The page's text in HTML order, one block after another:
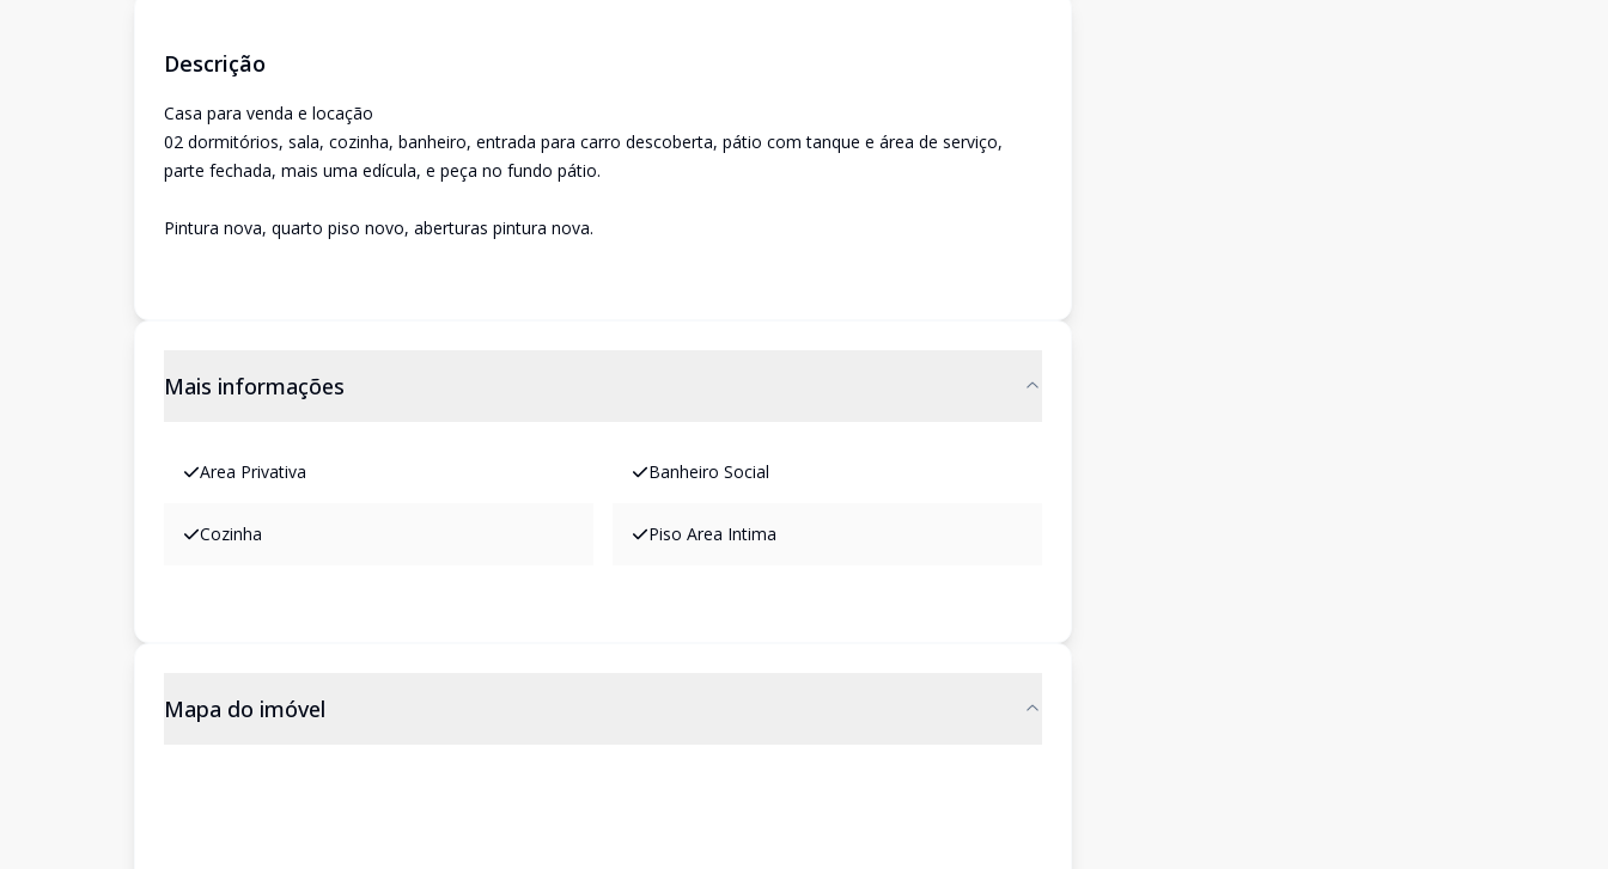
Descrição
Casa para venda e locação
02 dormitórios, sala, cozinha, banheiro, entrada para carro descoberta, pátio com tanque e área de serviço,
parte fechada, mais uma edícula, e peça no fundo pátio.
Pintura nova, quarto piso novo, aberturas pintura nova.
Mais informações
Area Privativa Banheiro Social
Cozinha Piso Area Intima
Mapa do imóvel